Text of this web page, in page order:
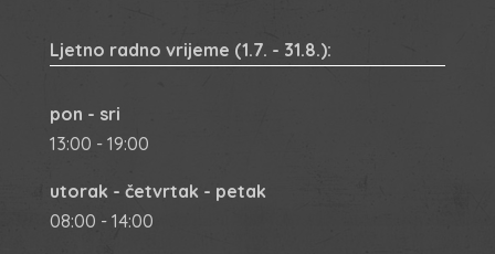
Ljetno radno vrijeme (1.7. - 31.8.):
pon - sri
13:00 - 19:00
utorak - četvrtak - petak
08:00 - 14:00